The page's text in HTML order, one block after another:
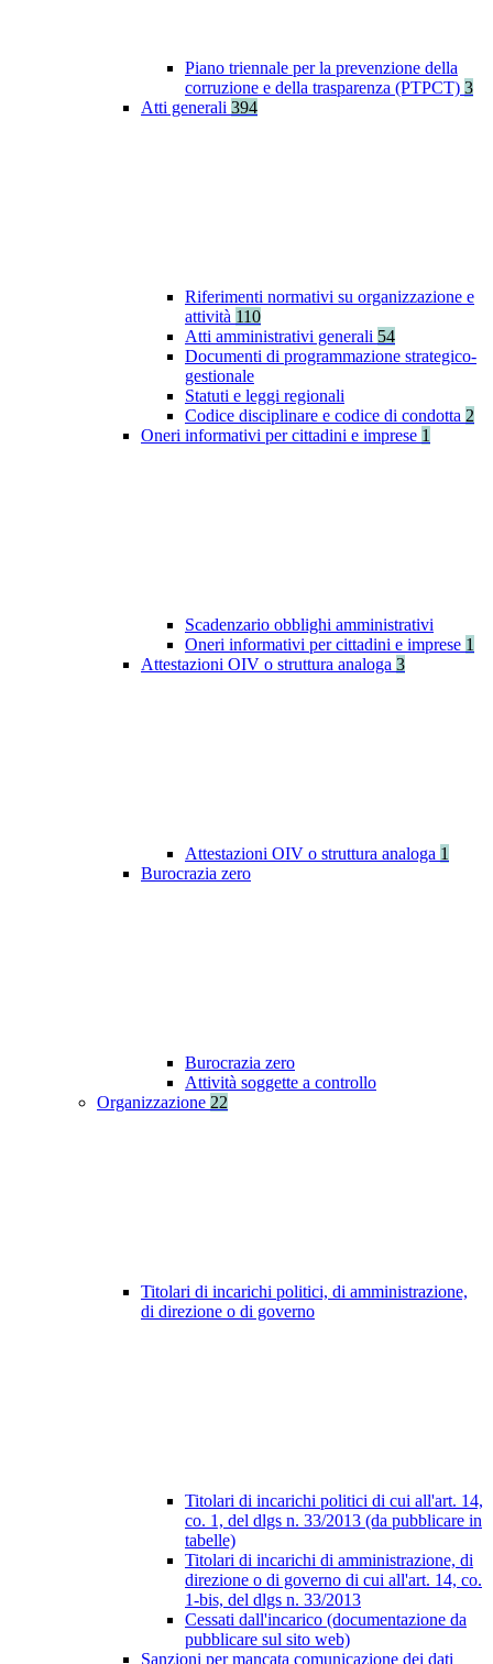
Piano triennale per la prevenzione della
corruzione e della trasparenza (PTPCT) 3
Atti generali 394
Riferimenti normativi su organizzazione e
attività 110
Atti amministrativi generali 54
Documenti di programmazione strategico-
gestionale
Statuti e leggi regionali
Codice disciplinare e codice di condotta 2
Oneri informativi per cittadini e imprese 1
Scadenzario obblighi amministrativi
Oneri informativi per cittadini e imprese 1
Attestazioni OIV o struttura analoga 3
Attestazioni OIV o struttura analoga 1
Burocrazia zero
Burocrazia zero
Attività soggette a controllo
Organizzazione 22
Titolari di incarichi politici, di amministrazione,
di direzione o di governo
Titolari di incarichi politici di cui all'art. 14,
co. 1, del dlgs n. 33/2013 (da pubblicare in
tabelle)
Titolari di incarichi di amministrazione, di
direzione o di governo di cui all'art. 14, co.
1-bis, del dlgs n. 33/2013
Cessati dall'incarico (documentazione da
pubblicare sul sito web)
Sanzioni per mancata comunicazione dei dati